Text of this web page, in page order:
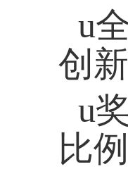
u
创
u
比